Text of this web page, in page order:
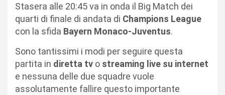
Stasera alle 20:45 va in onda il Big Match dei
quarti di finale di andata di Champions League
con la sfida Bayern Monaco-Juventus.
Sono tantissimi i modi per seguire questa
partita in diretta tv o streaming live su internet
e nessuna delle due squadre vuole
assolutamente fallire questo importante